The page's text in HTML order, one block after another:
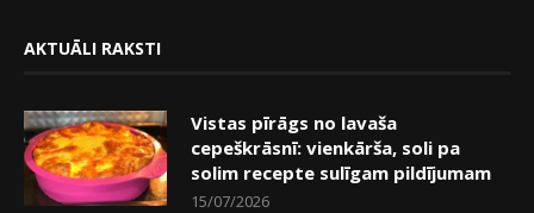
AKTUĀLI RAKSTI
Vistas pīrāgs no lavaša
cepeškrāsnī: vienkārša, soli pa
solim recepte sulīgam pildījumam
15/07/2026